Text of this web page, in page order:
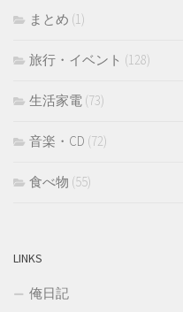
まとめ (1)
旅行・イベント (128)
生活家電 (73)
音楽・CD (72)
食べ物 (55)
LINKS
俺日記